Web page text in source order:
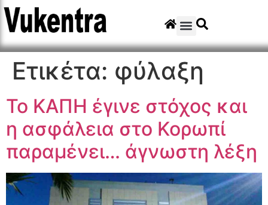
Ετικέτα: φύλαξη
Το ΚΑΠΗ έγινε στόχος και
η ασφάλεια στο Κορωπί
παραμένει… άγνωστη λέξη